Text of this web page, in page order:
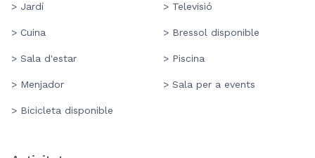
> Jardí > Televisió
> Cuina > Bressol disponible
> Sala d'estar > Piscina
> Menjador > Sala per a events
> Bicicleta disponible